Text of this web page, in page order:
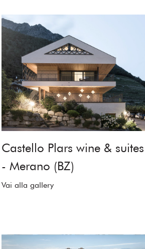
Castello Plars wine & suites
- Merano (BZ)
Vai alla gallery